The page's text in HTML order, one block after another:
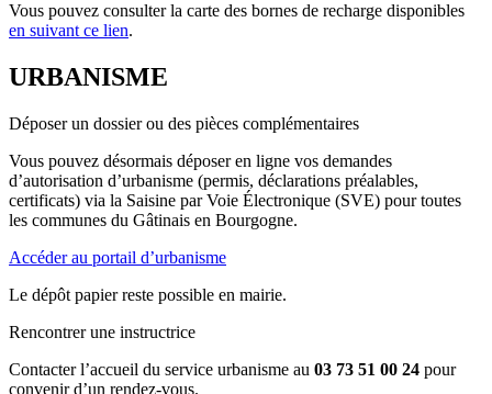
Vous pouvez consulter la carte des bornes de recharge disponibles
en suivant ce lien.
URBANISME
Déposer un dossier ou des pièces complémentaires
Vous pouvez désormais déposer en ligne vos demandes
d’autorisation d’urbanisme (permis, déclarations préalables,
certificats) via la Saisine par Voie Électronique (SVE) pour toutes
les communes du Gâtinais en Bourgogne.
Accéder au portail d’urbanisme
Le dépôt papier reste possible en mairie.
Rencontrer une instructrice
Contacter l’accueil du service urbanisme au 03 73 51 00 24 pour
convenir d’un rendez-vous.